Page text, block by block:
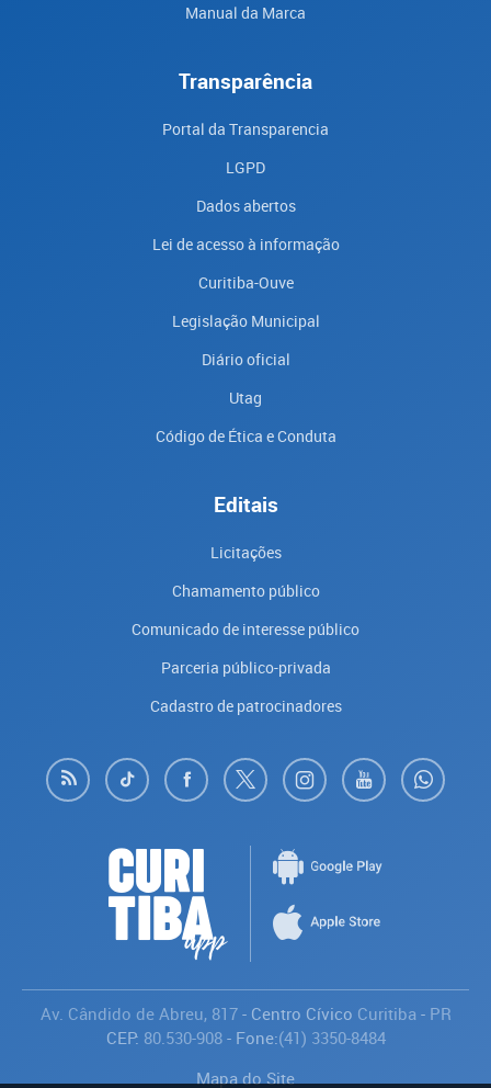
Manual da Marca
Transparência
Portal da Transparencia
LGPD
Dados abertos
Lei de acesso à informação
Curitiba-Ouve
Legislação Municipal
Diário oficial
Utag
Código de Ética e Conduta
Editais
Licitações
Chamamento público
Comunicado de interesse público
Parceria público-privada
Cadastro de patrocinadores
Av. Cândido de Abreu, 817- Centro Cívico Curitiba - PR
CEP: 80.530-908- Fone:(41) 3350-8484
Mapa do Site